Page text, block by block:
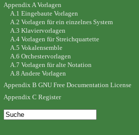
Appendix A Vorlagen
A.1 Eingebaute Vorlagen
A.2 Vorlagen für ein einzelnes System
A.3 Klaviervorlagen
A.4 Vorlagen für Streichquartette
A.5 Vokalensemble
A.6 Orchestervorlagen
A.7 Vorlagen für alte Notation
A.8 Andere Vorlagen
Appendix B GNU Free Documentation License
Appendix C Register